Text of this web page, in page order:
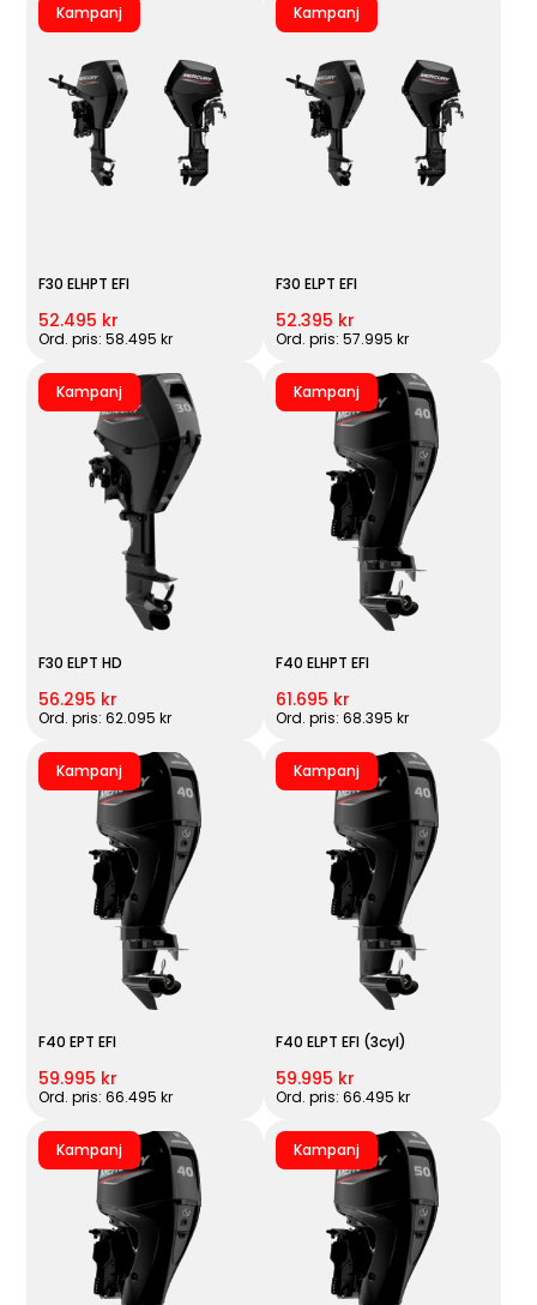
Kampanj
F30 ELHPT EFI
52.495 kr
Ord. pris: 58.495 kr
Kampanj
F30 ELPT EFI
52.395 kr
Ord. pris: 57.995 kr
Kampanj
F30 ELPT HD
56.295 kr
Ord. pris: 62.095 kr
Kampanj
F40 ELHPT EFI
61.695 kr
Ord. pris: 68.395 kr
Kampanj
F40 EPT EFI
59.995 kr
Ord. pris: 66.495 kr
Kampanj
F40 ELPT EFI (3cyl)
59.995 kr
Ord. pris: 66.495 kr
Kampanj Kampanj